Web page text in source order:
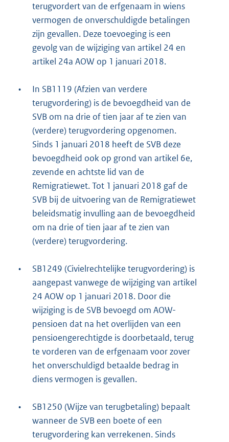
terugvordert van de erfgenaam in wiens
vermogen de onverschuldigde betalingen
zijn gevallen. Deze toevoeging is een
gevolg van de wijziging van artikel 24 en
artikel 24a AOW op 1 januari 2018.
•
In SB1119 (Afzien van verdere
terugvordering) is de bevoegdheid van de
SVB om na drie of tien jaar af te zien van
(verdere) terugvordering opgenomen.
Sinds 1 januari 2018 heeft de SVB deze
bevoegdheid ook op grond van artikel 6e,
zevende en achtste lid van de
Remigratiewet. Tot 1 januari 2018 gaf de
SVB bij de uitvoering van de Remigratiewet
beleidsmatig invulling aan de bevoegdheid
om na drie of tien jaar af te zien van
(verdere) terugvordering.
•
SB1249 (Civielrechtelijke terugvordering) is
aangepast vanwege de wijziging van artikel
24 AOW op 1 januari 2018. Door die
wijziging is de SVB bevoegd om AOW-
pensioen dat na het overlijden van een
pensioengerechtigde is doorbetaald, terug
te vorderen van de erfgenaam voor zover
het onverschuldigd betaalde bedrag in
diens vermogen is gevallen.
•
SB1250 (Wijze van terugbetaling) bepaalt
wanneer de SVB een boete of een
terugvordering kan verrekenen. Sinds